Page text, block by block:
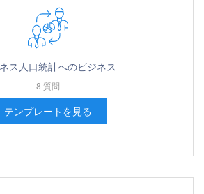
ス人口統計へのビジネス
8 質問
テンプレートを見る